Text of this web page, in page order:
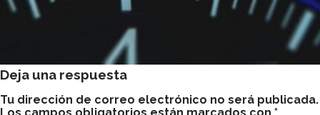
Deja una respuesta
Tu dirección de correo electrónico no será publicada.